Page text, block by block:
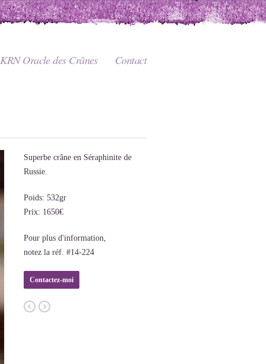
KRN Oracle des Crânes Contact
Superbe crâne en Séraphinite de
Russie.
Poids: 532gr
Prix: 1650€
Pour plus d'information,
notez la réf. #14-224
Contactez-moi